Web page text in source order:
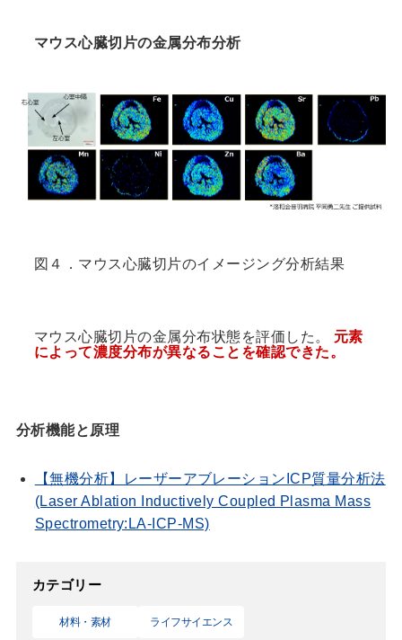
マウス心臓切片の金属分布分析
図４．マウス心臓切片のイメージング分析結果
マウス心臓切片の金属分布状態を評価した。 元素
によって濃度分布が異なることを確認できた。
分析機能と原理
【無機分析】レーザーアブレーションICP質量分析法
(Laser Ablation Inductively Coupled Plasma Mass
Spectrometry:LA-ICP-MS)
カテゴリー
材料・素材 ライフサイエンス